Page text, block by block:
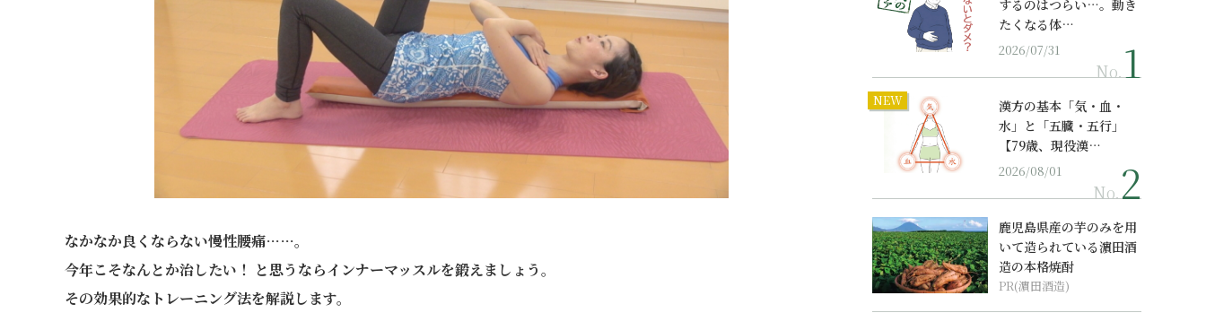
なかなか良くならない慢性腰痛……。
今年こそなんとか治したい！ と思うならインナーマッスルを鍛えましょう。
その効果的なトレーニング法を解説します。
するのはつらい…。動き
たくなる体…
2026/07/31
No.
NEW
漢方の基本「気・血・
水」と「五臓・五行」
【79歳、現役漢…
2026/08/01
No.
鹿児島県産の芋のみを用
いて造られている濵田酒
造の本格焼酎
PR(濵田酒造)